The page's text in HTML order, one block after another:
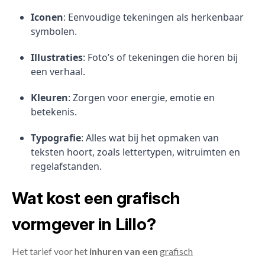
Iconen: Eenvoudige tekeningen als herkenbaar
symbolen.
Illustraties: Foto’s of tekeningen die horen bij
een verhaal.
Kleuren: Zorgen voor energie, emotie en
betekenis.
Typografie: Alles wat bij het opmaken van
teksten hoort, zoals lettertypen, witruimten en
regelafstanden.
Wat kost een grafisch
vormgever in Lillo?
Het tarief voor het inhuren van een grafisch